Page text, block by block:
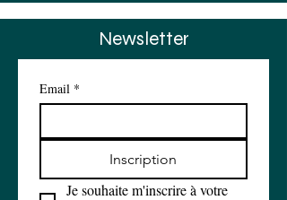
Newsletter
Email *
Inscription
Je souhaite m'inscrire à votre